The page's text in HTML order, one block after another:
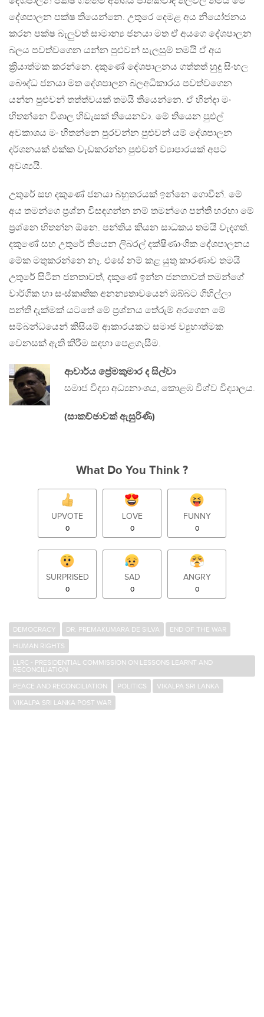
දේශපාලන පක්ෂ තියෙන්නෙ. උතුරෙ දෙමළ අය නියෝජනය
කරන පක්ෂ බැලුවත් සාමාන්‍ය ජනයා මත ඒ අයගෙ දේශපාලන
බලය පවත්වගෙන යන්න පුළුවන් සැලසුම් තමයි ඒ අය
ක්‍රියාත්මක කරන්නෙ. දකුණේ දේශපාලනය ගත්තත් හුදු සිංහල
බෞද්ධ ජනයා මත දේශපාලන බලඅධිකාරය පවත්වගෙන
යන්න පුළුවන් තත්ත්වයක් තමයි තියෙන්නෙ. ඒ හින්දා මං
හිතන්නෙ විශාල හිඩැසක් තියෙනවා. මේ තියෙන පුළුල්
අවකාශය මං හිතන්නෙ පුරවන්න පුළුවන් යම් දේශපාලන
දර්ශනයක් එක්ක වැඩකරන්න පුළුවන් ව්‍යාපාරයක් අපට
අවශ්‍යයි.
උතුරේ සහ දකුණේ ජනයා බහුතරයක් ඉන්නෙ ගොවීන්. මේ
අය තමන්ගෙ ප්‍රශ්න විසඳගන්න නම් තමන්ගෙ පන්ති හරහා මේ
ප්‍රශ්නෙ හිතන්න ඕනෙ. පන්තිය කියන සාධකය තමයි වැදගත්.
දකුණේ සහ උතුරේ තියෙන ලිබරල් දක්ෂිණාංශික දේශපාලනය
මේක මතුකරන්නෙ නෑ. එසේ නම් කළ යුතු කාරණාව තමයි
උතුරේ සිටින ජනතාවත්, දකුණේ ඉන්න ජනතාවත් තමන්ගේ
වාර්ගික හා සංස්කෘතික අනන්‍යතාවයෙන් ඔබ්බට ගිහිල්ලා
පන්ති දැක්මක් යටතේ මේ ප්‍රශ්නය තේරුම් අරගෙන මේ
සම්බන්ධයෙන් කිසියම් ආකාරයකට සමාජ ව්‍යුහාත්මක
වෙනසක් ඇති කිරීම සඳහා පෙළගැසීම.
ආචාර්ය ප්‍රේමකුමාර ද සිල්වා
සමාජ විද්‍යා අධ්‍යනාංශය, කොළඹ විශ්ව විද්‍යාලය.
(සාකච්ඡාවක් ඇසුරිණි)
What Do You Think ?
UPVOTE
0
LOVE
0
FUNNY
0
SURPRISED
0
SAD
0
ANGRY
0
DEMOCRACY DR. PREMAKUMARA DE SILVA
END OF THE WAR
HUMAN RIGHTS
LLRC - PRESIDENTIAL COMMISSION ON LESSONS LEARNT AND
RECONCILIATION
PEACE AND RECONCILIATION
POLITICS
VIKALPA SRI LANKA
VIKALPA SRI LANKA POST WAR